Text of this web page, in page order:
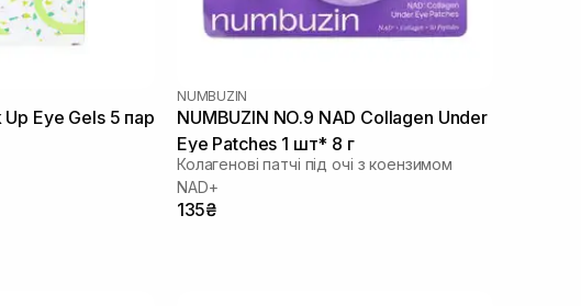
Eye Gels 5 пар
NUMBUZIN
NUMBUZIN NO.9 NAD Collagen Under
Eye Patches 1 шт* 8 г
Колагенові патчі під очі з коензимом
NAD+
135₴